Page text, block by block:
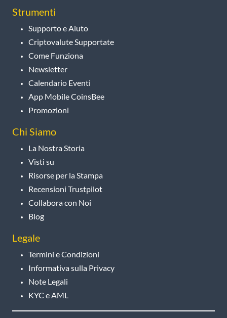
Strumenti
Supporto e Aiuto
Criptovalute Supportate
Come Funziona
Newsletter
Calendario Eventi
App Mobile CoinsBee
Promozioni
Chi Siamo
La Nostra Storia
Visti su
Risorse per la Stampa
Recensioni Trustpilot
Collabora con Noi
Blog
Legale
Termini e Condizioni
Informativa sulla Privacy
Note Legali
KYC e AML